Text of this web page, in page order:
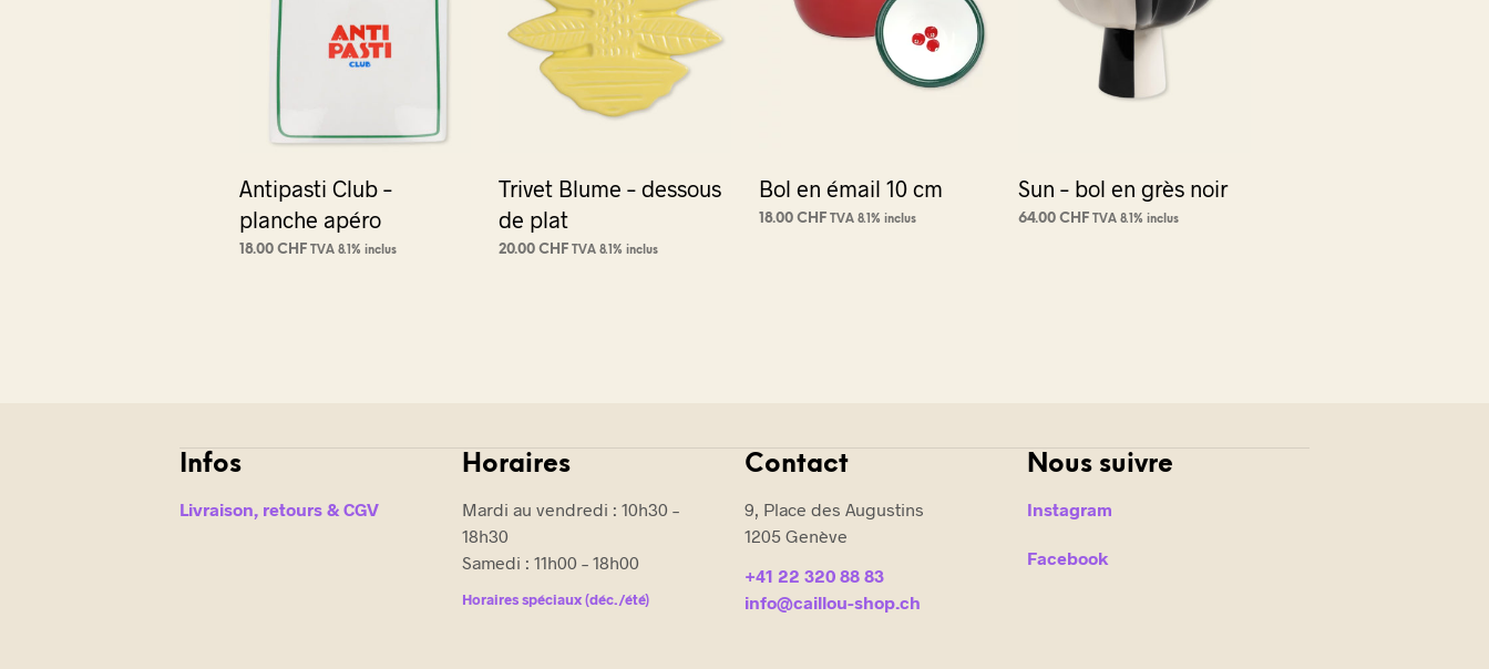
Antipasti Club –
planche apéro
18.00 CHF TVA 8.1% inclus
Trivet Blume – dessous
de plat
20.00 CHF TVA 8.1% inclus
choisies
page
Bol en émail 10 cm
18.00 CHF TVA 8.1% inclus
Sun – bol en grès noir
64.00 CHF TVA 8.1% inclus
Infos
Livraison, retours & CGV
Horaires
Mardi au vendredi : 10h30 –
18h30
Samedi : 11h00 – 18h00
Horaires spéciaux (déc./été)
Contact
9, Place des Augustins
1205 Genève
+41 22 320 88 83
info@caillou-shop.ch
Nous suivre
Instagram
Facebook